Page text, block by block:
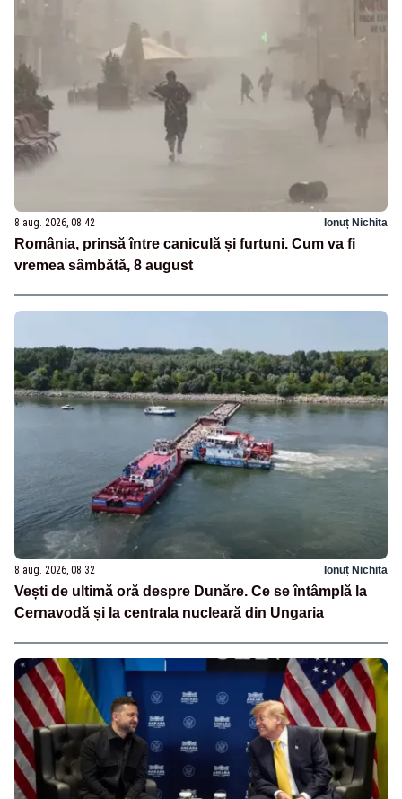
8 aug. 2026, 08:42 Ionuț Nichita
România, prinsă între caniculă și furtuni. Cum va fi
vremea sâmbătă, 8 august
8 aug. 2026, 08:32 Ionuț Nichita
Vești de ultimă oră despre Dunăre. Ce se întâmplă la
Cernavodă și la centrala nucleară din Ungaria